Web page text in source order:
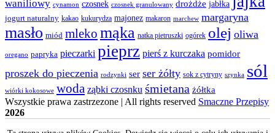
waniliowy cynamon czosnek czosnek granulowany drożdże jabłka
jogurt naturalny kakao kukurydza majonez makaron marchew margaryna
masło miód mleko mąka natka pietruszki ogórek olej oliwa
oregano papryka pieczarki pieprz pierś z kurczaka pomidor
proszek do pieczenia rodzynki ser ser żółty sok z cytryny szynka sól
wiórki kokosowe woda ząbki czosnku śmietana żółtka
Wszystkie prawa zastrzezone | All rights reserved Smaczne Przepisy
2026